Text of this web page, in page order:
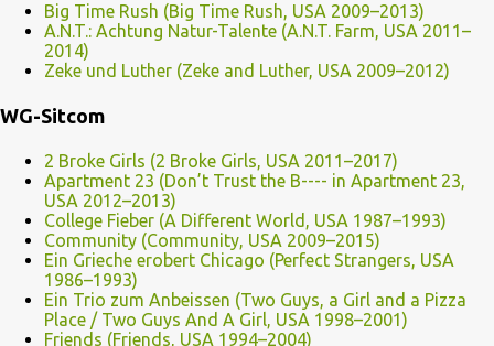
Big Time Rush (Big Time Rush, USA 2009–2013)
A.N.T.: Achtung Natur-Talente (A.N.T. Farm, USA 2011–
2014)
Zeke und Luther (Zeke and Luther, USA 2009–2012)
WG-Sitcom
2 Broke Girls (2 Broke Girls, USA 2011–2017)
Apartment 23 (Don’t Trust the B---- in Apartment 23,
USA 2012–2013)
College Fieber (A Different World, USA 1987–1993)
Community (Community, USA 2009–2015)
Ein Grieche erobert Chicago (Perfect Strangers, USA
1986–1993)
Ein Trio zum Anbeissen (Two Guys, a Girl and a Pizza
Place / Two Guys And A Girl, USA 1998–2001)
Friends (Friends, USA 1994–2004)